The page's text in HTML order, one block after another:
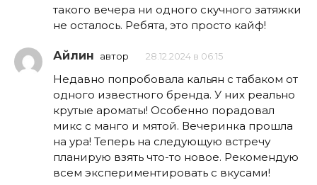
такого вечера ни одного скучного затяжки
не осталось. Ребята, это просто кайф!
Айлин автор 28.12.2024 в 06:15
Недавно попробовала кальян с табаком от
одного известного бренда. У них реально
крутые ароматы! Особенно порадовал
микс с манго и мятой. Вечеринка прошла
на ура! Теперь на следующую встречу
планирую взять что-то новое. Рекомендую
всем экспериментировать с вкусами!